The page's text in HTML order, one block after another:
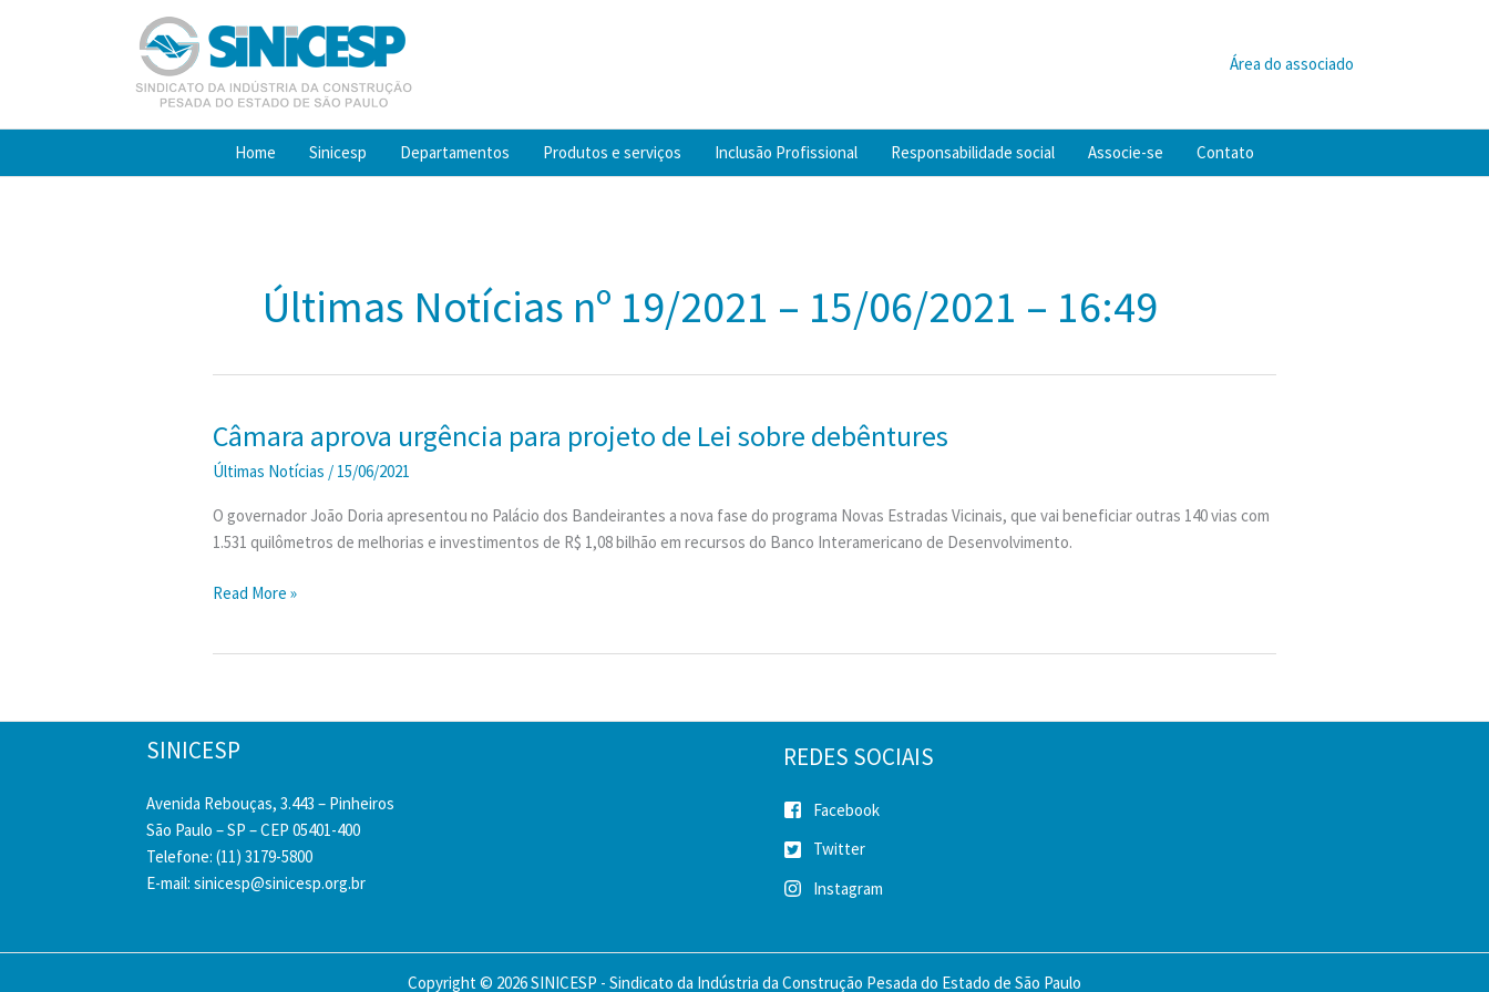
Área do associado
Home Sinicesp Departamentos Produtos e serviços Inclusão Profissional Responsabilidade social Associe-se Contato
Últimas Notícias nº 19/2021 – 15/06/2021 – 16:49
Câmara aprova urgência para projeto de Lei sobre debêntures
Últimas Notícias / 15/06/2021
O governador João Doria apresentou no Palácio dos Bandeirantes a nova fase do programa Novas Estradas Vicinais, que vai beneficiar outras 140 vias com
1.531 quilômetros de melhorias e investimentos de R$ 1,08 bilhão em recursos do Banco Interamericano de Desenvolvimento.
Câmara
de
Lei
debêntures
Read More »
SINICESP
Avenida Rebouças, 3.443 – Pinheiros
São Paulo – SP – CEP 05401-400
Telefone: (11) 3179-5800
E-mail: sinicesp@sinicesp.org.br
REDES SOCIAIS
Facebook
Twitter
Instagram
Copyright © 2026 SINICESP - Sindicato da Indústria da Construção Pesada do Estado de São Paulo